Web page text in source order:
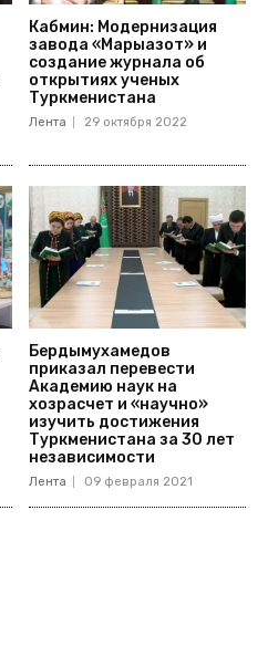
Кабмин: Модернизация
завода «Марыазот» и
создание журнала об
открытиях ученых
Туркменистана
Лента 29 октября 2022
Бердымухамедов
приказал перевести
Академию наук на
хозрасчет и «научно»
изучить достижения
Туркменистана за 30 лет
независимости
Лента 09 февраля 2021